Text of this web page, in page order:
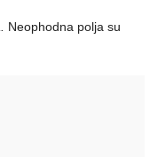
Neophodna polja su